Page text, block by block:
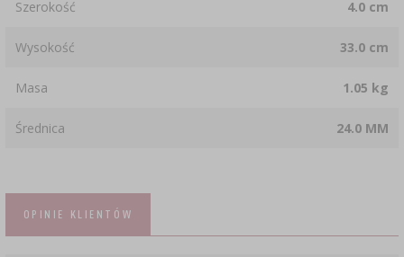
Szerokość 4.0 cm
Wysokość 33.0 cm
Masa 1.05 kg
Średnica 24.0 MM
OPINIE KLIENTÓW